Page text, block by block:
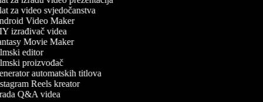
za video svjedočanstva
Video Maker
izrađivač videa
Movie Maker
editor
proizvođač
automatskih titlova
Reels kreator
Q&A videa